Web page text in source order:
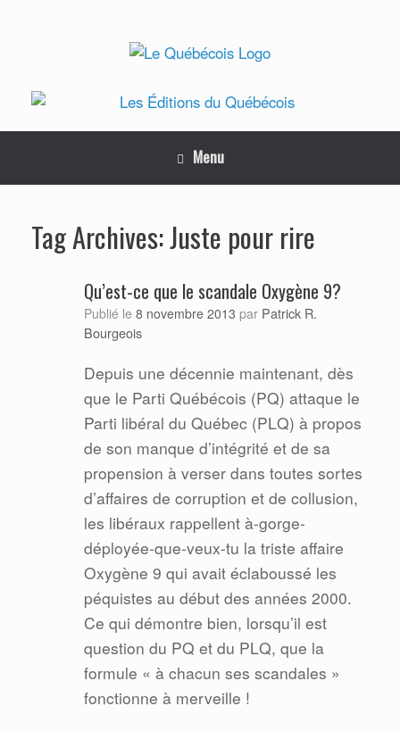
Menu
Tag Archives:Juste pour rire
Qu’est-ce que le scandale Oxygène 9?
Publié le 8 novembre 2013 par Patrick R.
Bourgeois
Depuis une décennie maintenant, dès
que le Parti Québécois (PQ) attaque le
Parti libéral du Québec (PLQ) à propos
de son manque d’intégrité et de sa
propension à verser dans toutes sortes
d’affaires de corruption et de collusion,
les libéraux rappellent à-gorge-
déployée-que-veux-tu la triste affaire
Oxygène 9 qui avait éclaboussé les
péquistes au début des années 2000.
Ce qui démontre bien, lorsqu’il est
question du PQ et du PLQ, que la
formule « à chacun ses scandales »
fonctionne à merveille !